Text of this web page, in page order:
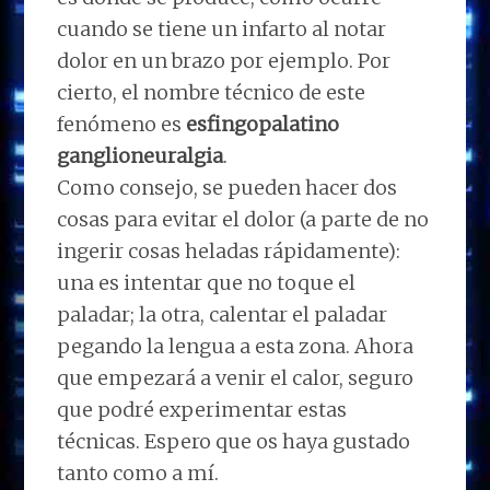
cuando se tiene un infarto al notar
dolor en un brazo por ejemplo. Por
cierto, el nombre técnico de este
fenómeno es esfingopalatino
ganglioneuralgia.
Como consejo, se pueden hacer dos
cosas para evitar el dolor (a parte de no
ingerir cosas heladas rápidamente):
una es intentar que no toque el
paladar; la otra, calentar el paladar
pegando la lengua a esta zona. Ahora
que empezará a venir el calor, seguro
que podré experimentar estas
técnicas. Espero que os haya gustado
tanto como a mí.